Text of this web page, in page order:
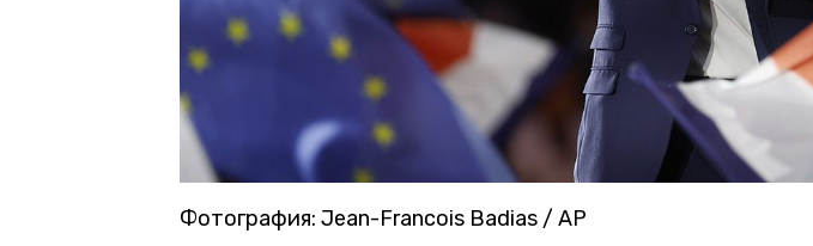
Фотография: Jean-Francois Badias / AP